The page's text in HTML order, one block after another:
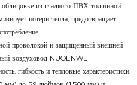
из гладкого ПВХ толщиной
потери тепла, предотвращает
проволокой и защищенный внешней
воздуховод NUOENWEI
гибкость и тепловые характеристики.